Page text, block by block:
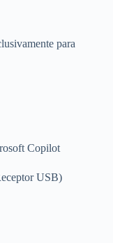
para
Copilot
USB)